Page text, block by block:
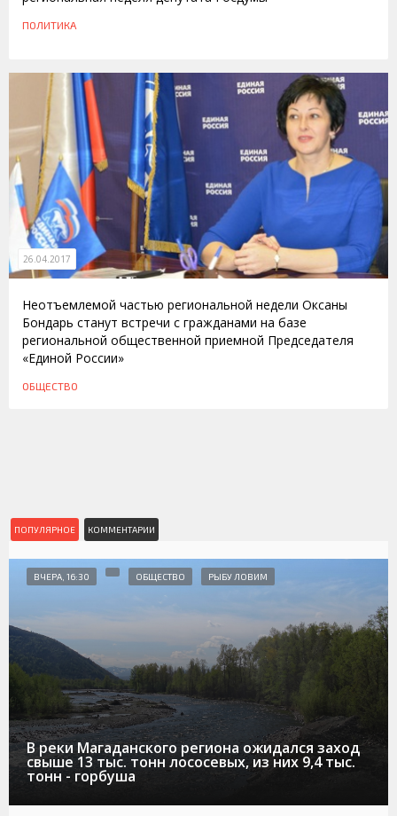
ПОЛИТИКА
26.04.2017
Неотъемлемой частью региональной недели Оксаны
Бондарь станут встречи с гражданами на базе
региональной общественной приемной Председателя
«Единой России»
ОБЩЕСТВО
ПОПУЛЯРНОЕ КОММЕНТАРИИ
В реки Магаданского региона ожидался заход
свыше 13 тыс. тонн лососевых, из них 9,4 тыс.
тонн - горбуша
ВЧЕРА, 16:30 ОБЩЕСТВО РЫБУ ЛОВИМ